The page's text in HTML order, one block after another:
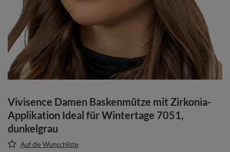
Vivisence Damen Baskenmütze mit Zirkonia-
Applikation Ideal für Wintertage 7051,
dunkelgrau
Auf die Wunschliste